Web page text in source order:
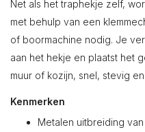
Net als het traphekje zelf,
met behulp van een
of boormachine nodig. Je
aan het hekje en plaatst het
muur of kozijn, snel, stevig
Kenmerken
Metalen uitbreiding